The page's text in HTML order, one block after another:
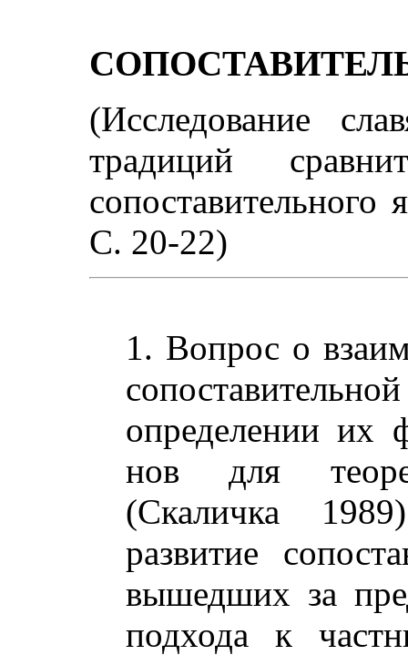
(Исследование
традиций
С. 20-22)
1. Вопрос о
определении их
нов для
(Скаличка
развитие
вышедших за
подхода к